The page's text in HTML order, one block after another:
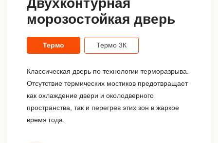
Двухконтурная
морозостойкая дверь
Термо Термо 3К
Классическая дверь по технологии терморазрыва.
Отсутствие термических мостиков предотвращает
как охлаждение двери и околодверного
пространства, так и перегрев этих зон в жаркое
время года.